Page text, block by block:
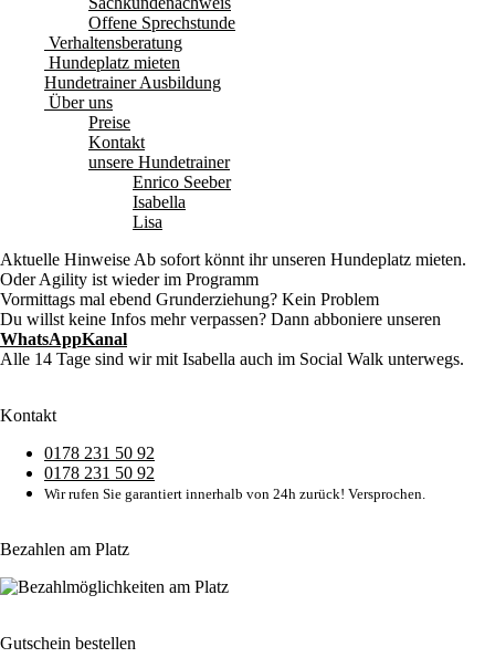
Offene Sprechstunde
Verhaltensberatung
Hundeplatz mieten
Hundetrainer Ausbildung
Über uns
Preise
Kontakt
unsere Hundetrainer
Enrico Seeber
Isabella
Lisa
Aktuelle Hinweise Ab sofort könnt ihr unseren Hundeplatz mieten.
Oder Agility ist wieder im Programm
Vormittags mal ebend Grunderziehung? Kein Problem
Du willst keine Infos mehr verpassen? Dann abboniere unseren
WhatsAppKanal
Alle 14 Tage sind wir mit Isabella auch im Social Walk unterwegs.
Kontakt
0178 231 50 92
0178 231 50 92
Wir rufen Sie garantiert innerhalb von 24h zurück! Versprochen.
Bezahlen am Platz
Gutschein bestellen